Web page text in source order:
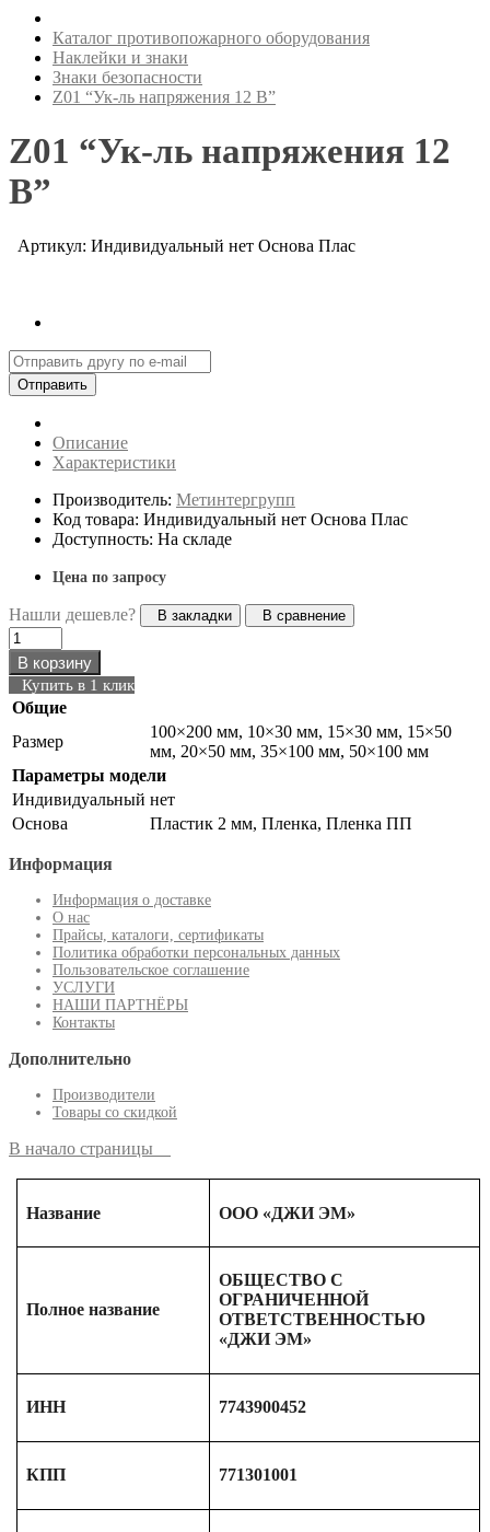
Каталог противопожарного оборудования
Наклейки и знаки
Знаки безопасности
Z01 “Ук-ль напряжения 12 В”
Z01 “Ук-ль напряжения 12
В”
Артикул: Индивидуальный нет Основа Плас
Отправить
Описание
Характеристики
Производитель: Метинтергрупп
Код товара: Индивидуальный нет Основа Плас
Доступность: На складе
Цена по запросу
Нашли дешевле? В закладки В сравнение
В корзину
Купить в 1 клик
Общие
Размер
100×200 мм, 10×30 мм, 15×30 мм, 15×50
мм, 20×50 мм, 35×100 мм, 50×100 мм
Параметры модели
Индивидуальный нет
Основа
Пластик 2 мм, Пленка, Пленка ПП
Информация
Информация о доставке
О нас
Прайсы, каталоги, сертификаты
Политика обработки персональных данных
Пользовательское соглашение
УСЛУГИ
НАШИ ПАРТНЁРЫ
Контакты
Дополнительно
Производители
Товары со скидкой
В начало страницы
Название ООО «ДЖИ ЭМ»
Полное название
ОБЩЕСТВО С
ОГРАНИЧЕННОЙ
ОТВЕТСТВЕННОСТЬЮ
«ДЖИ ЭМ»
ИНН 7743900452
КПП 771301001